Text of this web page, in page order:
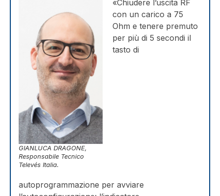
GIANLUCA DRAGONE,
Responsabile Tecnico
Televés Italia.
«Chiudere l’uscita RF
con un carico a 75
Ohm e tenere premuto
per più di 5 secondi il
tasto di
autoprogrammazione per avviare